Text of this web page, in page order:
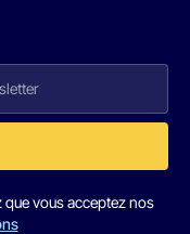
vous acceptez nos